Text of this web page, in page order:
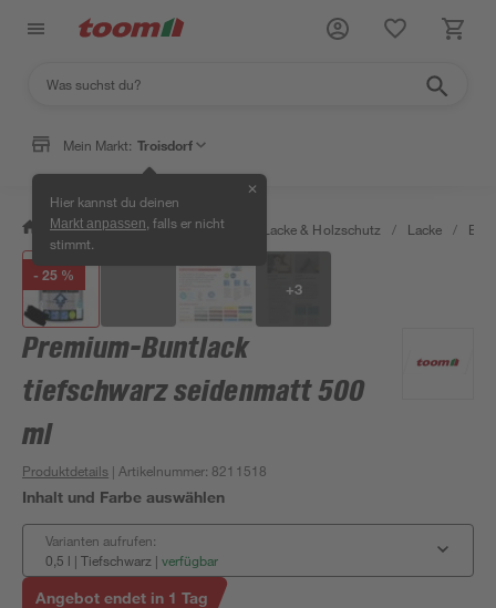
Mein Markt: Troisdorf
Hier kannst du deinen
Markt anpassen , falls er nicht
stimmt.
✕
/ Bauen & Renovieren / Farben, Lacke & Holzschutz / Lacke /
- 25 %
+3
Premium-Buntlack
tiefschwarz seidenmatt 500
ml
Produktdetails | Artikelnummer: 8211518
Inhalt und Farbe auswählen
Varianten aufrufen:
0,5 l | Tiefschwarz | verfügbar
Angebot endet in 1 Tag